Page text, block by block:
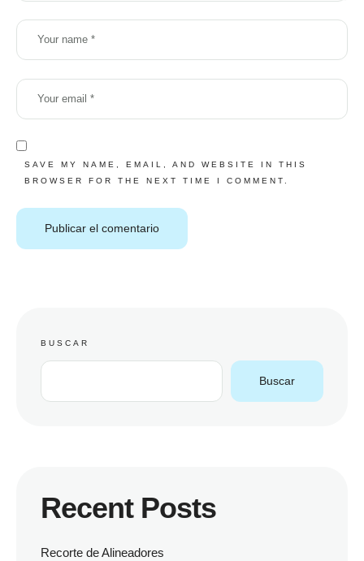
SAVE MY NAME, EMAIL, AND WEBSITE IN THIS
BROWSER FOR THE NEXT TIME I COMMENT.
BUSCAR
Buscar
Recent Posts
Recorte de Alineadores